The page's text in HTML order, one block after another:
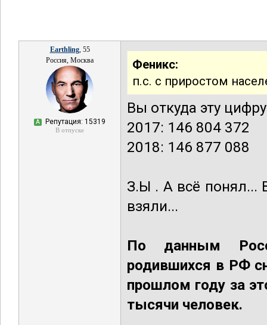
Earthling, 55
Россия, Москва
А Репутация: 15319
В отпуске
Феникс:
п.с. с приростом
Вы откуда эту
2017: 146 804 372
2018: 146 877 088
З.Ы . А всё понял...
взяли...
По данным
родившихся в РФ
прошлом году за
тысячи человек.